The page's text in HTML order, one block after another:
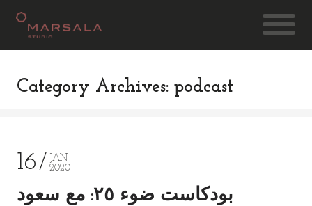
Category Archives: podcast
16
JAN
2020
بودكاست ضوء ٢٥: مع سعود